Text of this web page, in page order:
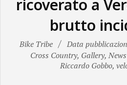
ricoverato a
brutto
Bike Tribe Data
Cross Country, Gallery, News
Riccardo Gobbo,